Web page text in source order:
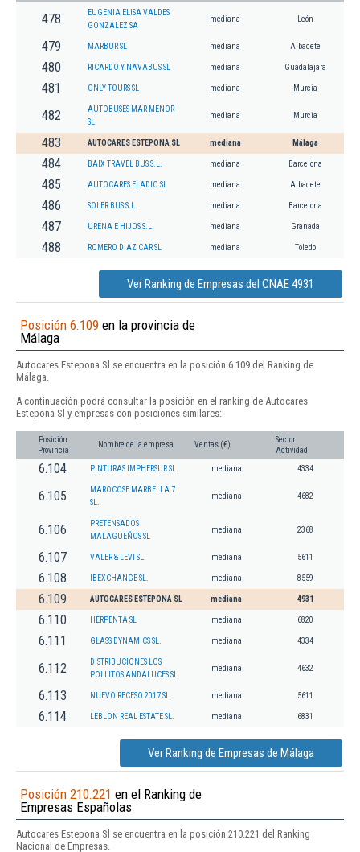
478
EUGENIA ELISA VALDES
GONZALEZ SA
mediana León
479 MARBUR SL mediana Albacete
480 RICARDO Y NAVABUS SL mediana Guadalajara
481 ONLY TOURS SL mediana Murcia
482
AUTOBUSES MAR MENOR
SL
mediana Murcia
483 AUTOCARES ESTEPONA SL mediana Málaga
484 BAIX TRAVEL BUS S.L. mediana Barcelona
485 AUTOCARES ELADIO SL mediana Albacete
486 SOLER BUS S.L. mediana Barcelona
487 URENA E HIJOS S.L. mediana Granada
488 ROMERO DIAZ CAR SL mediana Toledo
Ver Ranking de Empresas del CNAE 4931
Posición 6.109 en la provincia de
Málaga
Autocares Estepona Sl se encuentra en la posición 6.109 del Ranking de
Málaga.
A continuación podrá consultar la posición en el ranking de Autocares
Estepona Sl y empresas con posiciones similares:
Posición
Provincia
Nombre de la empresa Ventas (€)
Sector
Actividad
6.104 PINTURAS IMPHERSUR SL. mediana 4334
6.105
MAROCOSE MARBELLA 7
SL.
mediana 4682
6.106
PRETENSADOS
MALAGUEÑOS SL
mediana 2368
6.107 VALER & LEVI SL. mediana 5611
6.108 IBEXCHANGE SL. mediana 8559
6.109 AUTOCARES ESTEPONA SL mediana 4931
6.110 HERPENTA SL mediana 6820
6.111 GLASS DYNAMICS SL. mediana 4334
6.112
DISTRIBUCIONES LOS
POLLITOS ANDALUCES SL.
mediana 4632
6.113 NUEVO RECESO 2017 SL. mediana 5611
6.114 LEBLON REAL ESTATE SL. mediana 6831
Ver Ranking de Empresas de Málaga
Posición 210.221 en el Ranking de
Empresas Españolas
Autocares Estepona Sl se encuentra en la posición 210.221 del Ranking
Nacional de Empresas.